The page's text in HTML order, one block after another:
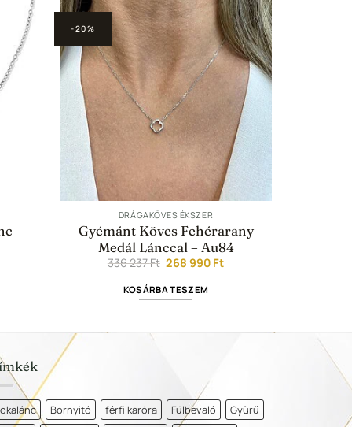
a
–
-20%
Hozzáadás a
Kedvencekhez
DRÁGAKÖVES ÉKSZER
Gyémánt Köves Fehérarany
Medál Lánccal – Au84
336 237Ft Original
was:
336
268 990 FtCurrent
KOSÁRBA TESZEM
Bornyitó férfi karóra Fülbevaló Gyűrű